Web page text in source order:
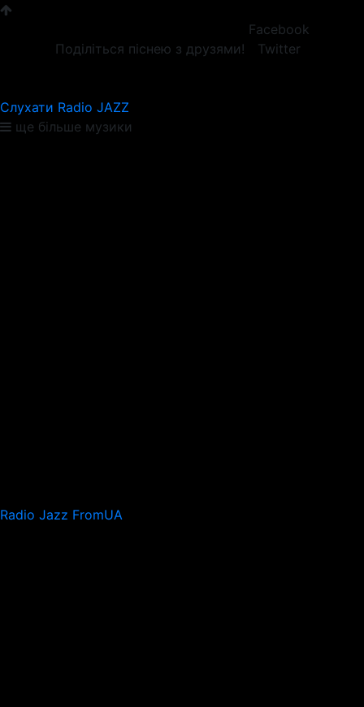
Поділіться піснею з друзями!
Facebook
Twitter
Слухати Radio JAZZ
ще більше музики
Radio Jazz FromUA